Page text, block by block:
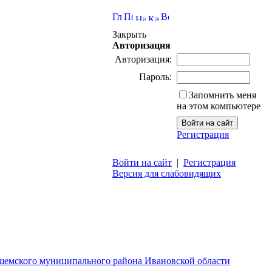
Закрыть
Авторизация
Авторизация:
Пароль:
Запомнить меня
на этом компьютере
Регистрация
Войти на сайт | Регистрация
Версия для слабовидящих
муниципального района Ивановской области